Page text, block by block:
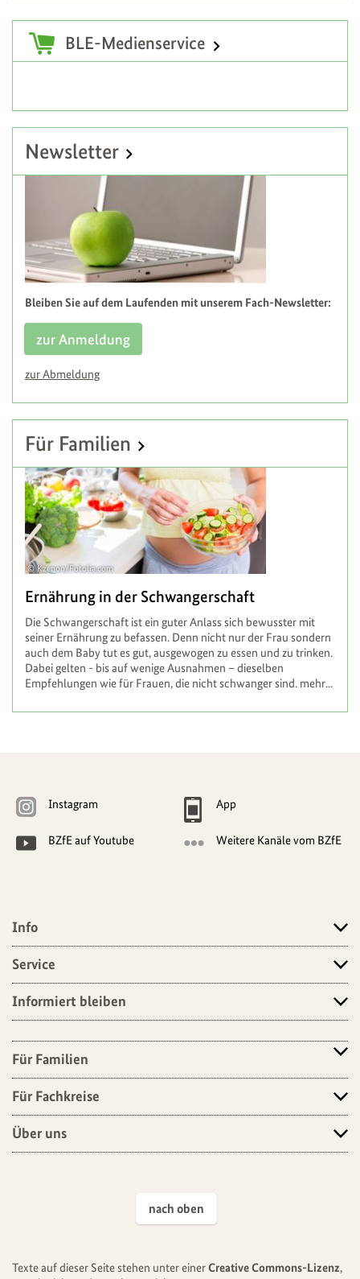
Zusatzinformationen
BLE-Medienservice
Newsletter
Bleiben Sie auf dem Laufenden mit unserem Fach-Newsletter:
zur Anmeldung
zur Abmeldung
Für Familien
Kzenon/Fotolia.com
Ernährung in der Schwangerschaft
Die Schwangerschaft ist ein guter Anlass sich bewusster mit
seiner Ernährung zu befassen. Denn nicht nur der Frau sondern
auch dem Baby tut es gut, ausgewogen zu essen und zu trinken.
Dabei gelten - bis auf wenige Ausnahmen – dieselben
Empfehlungen wie für Frauen, die nicht schwanger sind. mehr...
Navigationsmöglichkeiten
Instagram App
BZfE auf Youtube Weitere Kanäle vom BZfE
Angebote
Info
Service
Informiert bleiben
Für Familien
Für Fachkreise
Über uns
nach oben
Texte auf dieser Seite stehen unter einerCreative Commons-Lizenz,